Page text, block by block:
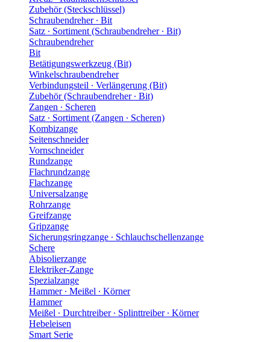
Zubehör (Steckschlüssel)
Schraubendreher ∙ Bit
Satz ∙ Sortiment (Schraubendreher ∙ Bit)
Schraubendreher
Bit
Betätigungswerkzeug (Bit)
Winkelschraubendreher
Verbindungsteil ∙ Verlängerung (Bit)
Zubehör (Schraubendreher ∙ Bit)
Zangen ∙ Scheren
Satz ∙ Sortiment (Zangen ∙ Scheren)
Kombizange
Seitenschneider
Vornschneider
Rundzange
Flachrundzange
Flachzange
Universalzange
Rohrzange
Greifzange
Gripzange
Sicherungsringzange ∙ Schlauchschellenzange
Schere
Abisolierzange
Elektriker-Zange
Spezialzange
Hammer ∙ Meißel ∙ Körner
Hammer
Meißel ∙ Durchtreiber ∙ Splinttreiber ∙ Körner
Hebeleisen
Smart Serie